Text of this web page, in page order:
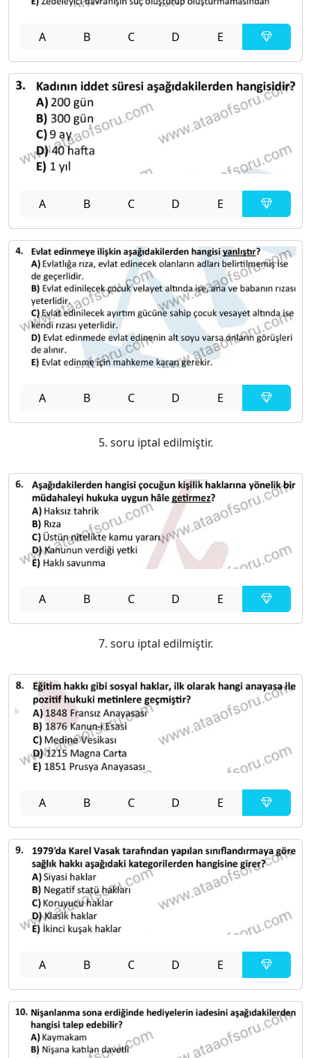
A B C D E
A B C D E
A B C D E
5. soru iptal edilmiştir.
A B C D E
7. soru iptal edilmiştir.
A B C D E
A B C D E